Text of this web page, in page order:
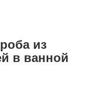
из
в ванной